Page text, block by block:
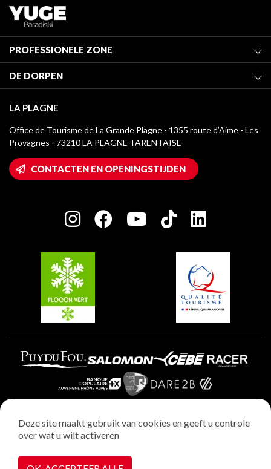
PROFESSIONELE ZONE
Classificatie van de gemeubileerde accommodaties
Verblijfstaks
Mediatheek
La Plagne logo's
Wifi toegang
Huis van de eigenaar
Charter van toegewijde spelers
DE DORPEN
Montchavin - Les Coches
Champagny-en-Vanoise
Plagne 1800
Plagne Villages
Plagne Aime 2000
LA PLAGNE
Office de Tourisme de La Grande Plagne - 1355 route d’Aime - Les
Provagnes - 73210 LA PLAGNE TARENTAISE
CONTACTEN EN OPENINGSTIJDEN
Wettelijke vermeldingen
Privacybeleid
Deze site maakt gebruik van cookies en geeft u controle
over wat u wilt activeren